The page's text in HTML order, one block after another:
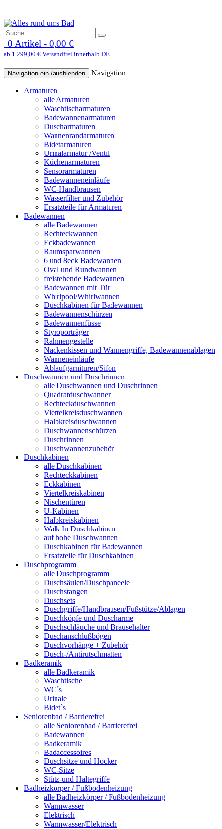
0 Artikel - 0,00 €
ab 1.299,00 € Versandfrei innerhalb DE
Navigation ein-/ausblenden Navigation
Armaturen
alle Armaturen
Waschtischarmaturen
Badewannenarmaturen
Duscharmaturen
Wannenrandarmaturen
Bidetarmaturen
Urinalarmatur /Ventil
Küchenarmaturen
Sensorarmaturen
Badewanneneinläufe
WC-Handbrausen
Wasserfilter und Zubehör
Ersatzteile für Armaturen
Badewannen
alle Badewannen
Rechteckwannen
Eckbadewannen
Raumsparwannen
6 und 8eck Badewannen
Oval und Rundwannen
freistehende Badewannen
Badewannen mit Tür
Whirlpool/Whirlwannen
Duschkabinen für Badewannen
Badewannenschürzen
Badewannenfüsse
Styroporträger
Rahmengestelle
Nackenkissen und Wannengriffe, Badewannenablagen
Wanneneinläufe
Ablaufgarnituren/Sifon
Duschwannen und Duschrinnen
alle Duschwannen und Duschrinnen
Quadratduschwannen
Rechteckduschwannen
Viertelkreisduschwannen
Halbkreisduschwannen
Duschwannenschürzen
Duschrinnen
Duschwannenzubehör
Duschkabinen
alle Duschkabinen
Rechteckkabinen
Eckkabinen
Viertelkreiskabinen
Nischentüren
U-Kabinen
Halbkreiskabinen
Walk In Duschkabinen
auf hohe Duschwannen
Duschkabinen für Badewannen
Ersatzteile für Duschkabinen
Duschprogramm
alle Duschprogramm
Duschsäulen/Duschpaneele
Duschstangen
Duschsets
Duschgriffe/Handbrausen/Fußstütze/Ablagen
Duschköpfe und Duscharme
Duschschläuche und Brausehalter
Duschanschlußbögen
Duschvorhänge + Zubehör
Dusch-/Antirutschmatten
Badkeramik
alle Badkeramik
Waschtische
WC´s
Urinale
Bidet`s
Seniorenbad / Barrierefrei
alle Seniorenbad / Barrierefrei
Badewannen
Badkeramik
Badaccessoires
Duschsitze und Hocker
WC-Sitze
Stütz-und Haltegriffe
Badheizkörper / Fußbodenheizung
alle Badheizkörper / Fußbodenheizung
Warmwasser
Elektrisch
Warmwasser/Elektrisch